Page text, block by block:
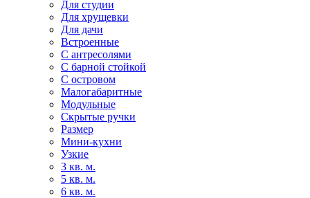
Для студии
Для хрущевки
Для дачи
Встроенные
С антресолями
С барной стойкой
С островом
Малогабаритные
Модульные
Скрытые ручки
Размер
Мини-кухни
Узкие
3 кв. м.
5 кв. м.
6 кв. м.